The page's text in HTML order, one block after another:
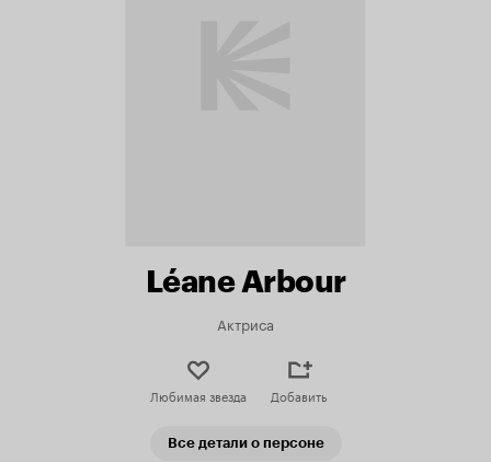
Léane Arbour
Актриса
Любимая звезда Добавить
Все детали о персоне